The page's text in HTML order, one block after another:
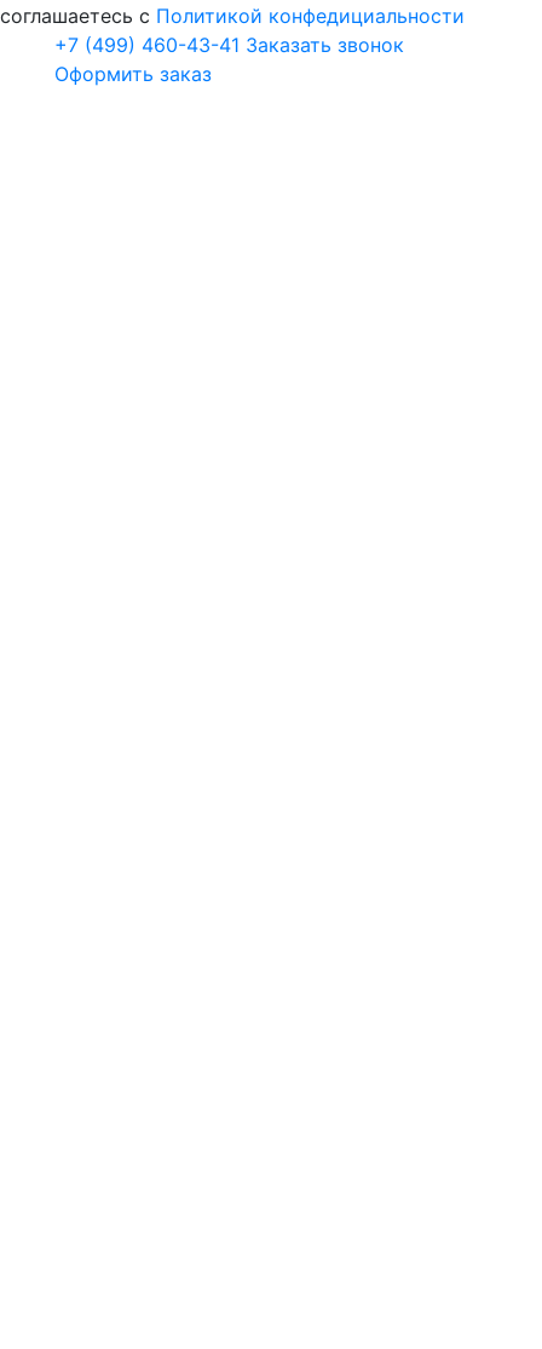
соглашаетесь с Политикой конфедициальности
+7 (499) 460-43-41 Заказать звонок
Оформить заказ